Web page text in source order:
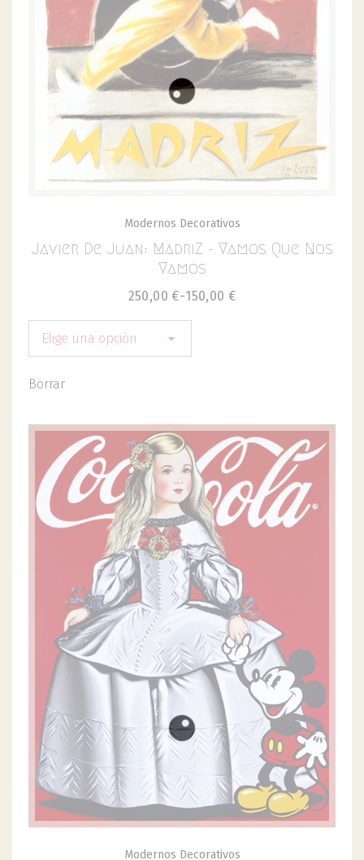
Modernos Decorativos
Javier De Juan: MadriZ - Vamos Que Nos
Vamos
150,00 €
-
250,00 €
Elige una opción
Borrar
Modernos Decorativos